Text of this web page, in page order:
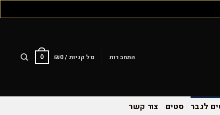
התחברות סל קניות / ₪0
0
לגבר סטים צור קשר